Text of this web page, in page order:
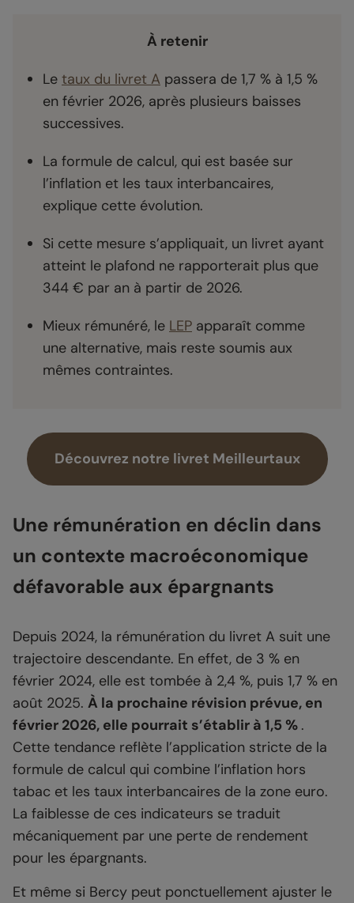
À retenir
Le taux du livret A passera de 1,7 % à 1,5 %
en février 2026, après plusieurs baisses
successives.
La formule de calcul, qui est basée sur
l’inflation et les taux interbancaires,
explique cette évolution.
Si cette mesure s’appliquait, un livret ayant
atteint le plafond ne rapporterait plus que
344 € par an à partir de 2026.
Mieux rémunéré, le LEP apparaît comme
une alternative, mais reste soumis aux
mêmes contraintes.
Découvrez notre livret Meilleurtaux
Une rémunération en déclin dans
un contexte macroéconomique
défavorable aux épargnants
Depuis 2024, la rémunération du livret A suit une
trajectoire descendante. En effet, de 3 % en
février 2024, elle est tombée à 2,4 %, puis 1,7 % en
août 2025. À la prochaine révision prévue, en
février 2026, elle pourrait s’établir à 1,5 % .
Cette tendance reflète l’application stricte de la
formule de calcul qui combine l’inflation hors
tabac et les taux interbancaires de la zone euro.
La faiblesse de ces indicateurs se traduit
mécaniquement par une perte de rendement
pour les épargnants.
Et même si Bercy peut ponctuellement ajuster le